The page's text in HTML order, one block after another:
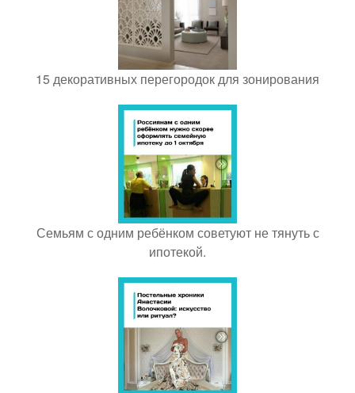
15 декоративных перегородок для зонирования
Семьям с одним ребёнком советуют не тянуть с
ипотекой.